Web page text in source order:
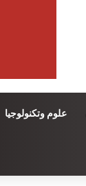
علوم وتكنولوجيا